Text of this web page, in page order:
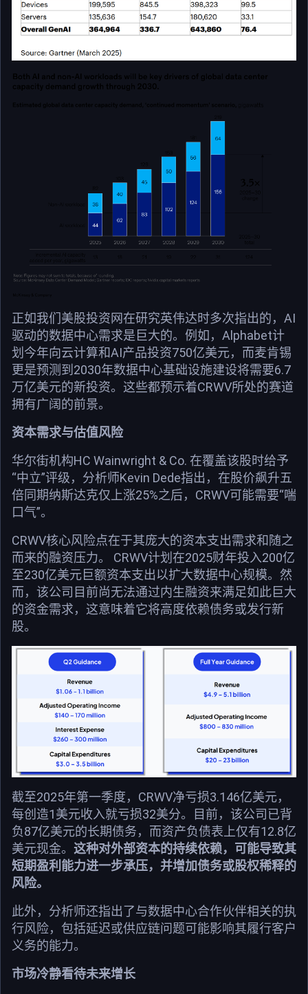
正如我们美股投资网在研究英伟达时多次指出的，AI
驱动的数据中心需求是巨大的。例如，Alphabet计
划今年向云计算和AI产品投资750亿美元，而麦肯锡
更是预测到2030年数据中心基础设施建设将需要6.7
万亿美元的新投资。这些都预示着CRWV所处的赛道
拥有广阔的前景。
资本需求与估值风险
华尔街机构HC Wainwright & Co. 在覆盖该股时给予
“中立”评级，分析师Kevin Dede指出，在股价飙升五
倍同期纳斯达克仅上涨25%之后，CRWV可能需要“喘
口气”。
CRWV核心风险点在于其庞大的资本支出需求和随之
而来的融资压力。 CRWV计划在2025财年投入200亿
至230亿美元巨额资本支出以扩大数据中心规模。然
而，该公司目前尚无法通过内生融资来满足如此巨大
的资金需求，这意味着它将高度依赖债务或发行新
股。
截至2025年第一季度，CRWV净亏损3.146亿美元，
每创造1美元收入就亏损32美分。目前，该公司已背
负87亿美元的长期债务，而资产负债表上仅有12.8亿
美元现金。 这种对外部资本的持续依赖，可能导致其
短期盈利能力进一步承压，并增加债务或股权稀释的
风险。
此外，分析师还指出了与数据中心合作伙伴相关的执
行风险，包括延迟或供应链问题可能影响其履行客户
义务的能力。
市场冷静看待未来增长